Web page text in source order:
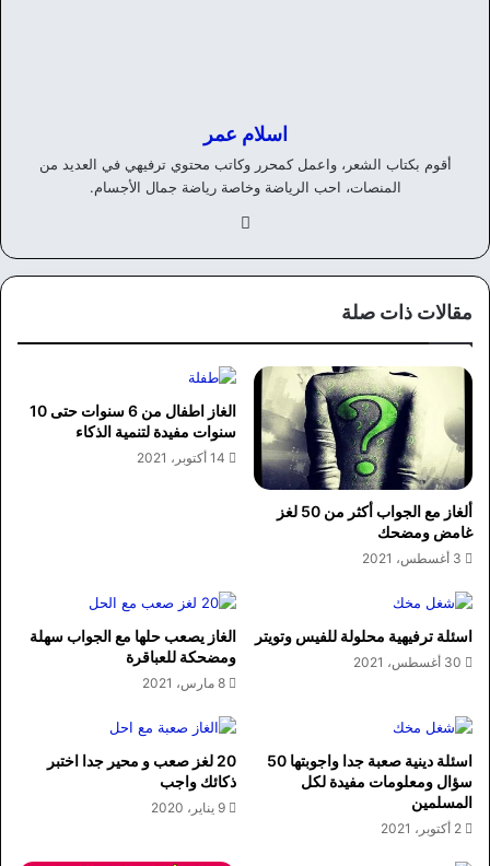
اسلام عمر
أقوم بكتاب الشعر، واعمل كمحرر وكاتب محتوي ترفيهي في العديد من
المنصات، احب الرياضة وخاصة رياضة جمال الأجسام.
وك
مقالات ذات صلة
ألغاز مع الجواب أكثر من 50 لغز
غامض ومضحك
3 أغسطس، 2021
الغاز اطفال من 6 سنوات حتى 10
سنوات مفيدة لتنمية الذكاء
14 أكتوبر، 2021
اسئلة ترفيهية محلولة للفيس وتويتر
30 أغسطس، 2021
الغاز يصعب حلها مع الجواب سهلة
ومضحكة للعباقرة
8 مارس، 2021
اسئلة دينية صعبة جدا واجوبتها 50
سؤال ومعلومات مفيدة لكل
المسلمين
2 أكتوبر، 2021
20 لغز صعب و محير جدا اختبر
ذكائك واجب
9 يناير، 2020